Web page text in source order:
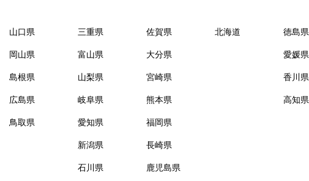
山口県
岡山県
島根県
広島県
鳥取県
三重県
富山県
山梨県
岐阜県
愛知県
新潟県
石川県
佐賀県
大分県
宮崎県
熊本県
福岡県
長崎県
鹿児島県
北海道 徳島県
愛媛県
香川県
高知県